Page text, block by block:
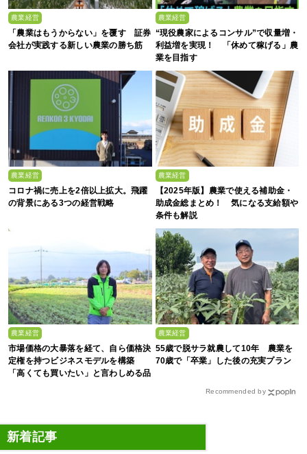
農業経営
「農業はもうからない」を覆す 証券
会社が実践する新しい農業の勝ち筋
農業経営
“現役農家によるコンサル”で収量増・
利益増を実現！ 「休めて稼げる」農
業を目指す
農業経営
コロナ禍に売上を2倍以上拡大。飛躍
の背景にある3つの経営戦略
農業経営
【2025年版】農業で使える補助金・
助成金総まとめ！ 気になる支給額や
条件も解説
農業経営
市場価格の大暴落を経て、自ら価格決
定権を持つビジネスモデルを構築
「高くても買いたい」と言わしめる品
農業経営
55歳で脱サラ就農して10年 農業を
70歳で「卒業」した後の充実プラン
Recommended by
新着記事